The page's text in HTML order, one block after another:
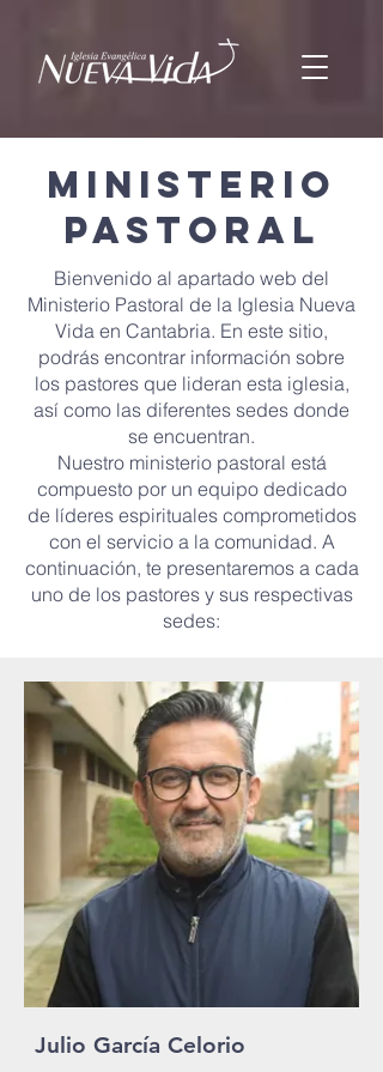
Ministerio
Pastoral
Bienvenido al apartado web del
Ministerio Pastoral de la Iglesia Nueva
Vida en Cantabria. En este sitio,
podrás encontrar información sobre
los pastores que lideran esta iglesia,
así como las diferentes sedes donde
se encuentran.
Nuestro ministerio pastoral está
compuesto por un equipo dedicado
de líderes espirituales comprometidos
con el servicio a la comunidad. A
continuación, te presentaremos a cada
uno de los pastores y sus respectivas
sedes:
Julio García Celorio